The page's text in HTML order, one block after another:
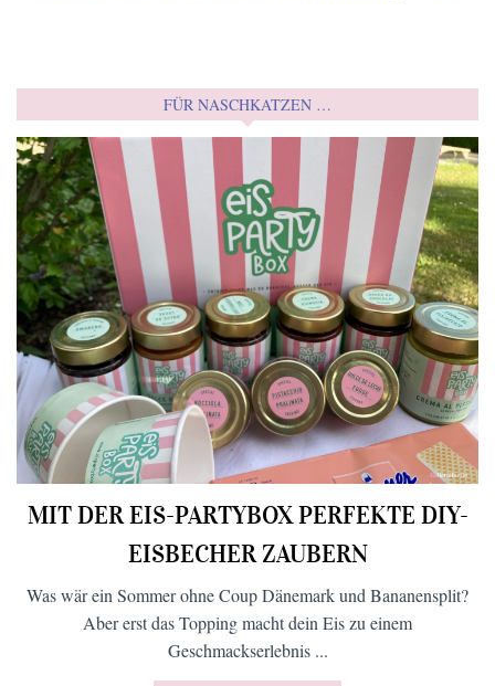
FÜR NASCHKATZEN …
MIT DER EIS-PARTYBOX PERFEKTE DIY-
EISBECHER ZAUBERN
Was wär ein Sommer ohne Coup Dänemark und Bananensplit?
Aber erst das Topping macht dein Eis zu einem
Geschmackserlebnis ...